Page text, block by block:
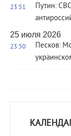
23:51
Путин:
25 июля 2026
23:50
Песков: